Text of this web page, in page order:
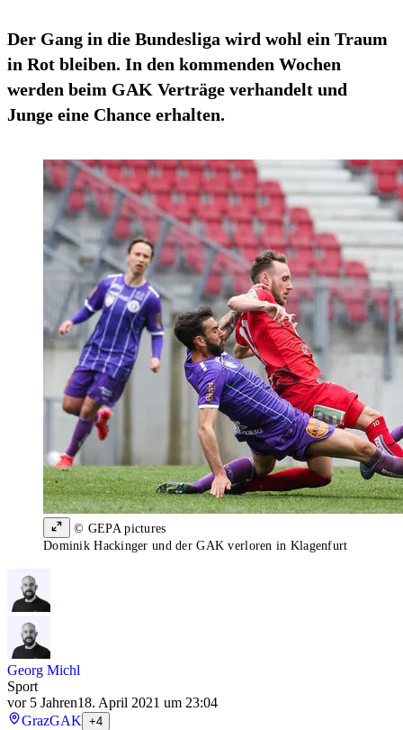
Der Gang in die Bundesliga wird wohl ein Traum
in Rot bleiben. In den kommenden Wochen
werden beim GAK Verträge verhandelt und
Junge eine Chance erhalten.
© GEPA pictures
Dominik Hackinger und der GAK verloren in Klagenfurt
Georg Michl
Sport
vor 5 Jahren18. April 2021 um 23:04
GrazGAK +4